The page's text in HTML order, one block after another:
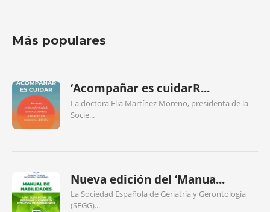
Más populares
‘Acompañar es cuidarR...
La doctora Elia Martínez Moreno, presidenta de la
Socie...
Nueva edición del ‘Manua...
La Sociedad Española de Geriatría y Gerontología
(SEGG)...